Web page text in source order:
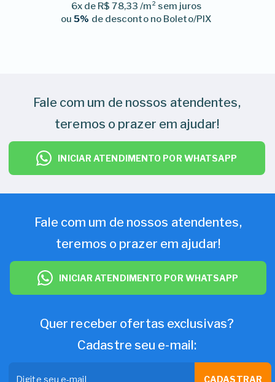
6x de R$ 78,33 /m² sem juros
ou5% de desconto no Boleto/PIX
Fale com um de nossos atendentes,
teremos o prazer em ajudar!
INICIAR ATENDIMENTO POR WHATSAPP
Fale com um de nossos atendentes,
teremos o prazer em ajudar!
INICIAR ATENDIMENTO POR WHATSAPP
Quer receber ofertas exclusivas?
Cadastre seu e-mail:
CADASTRAR